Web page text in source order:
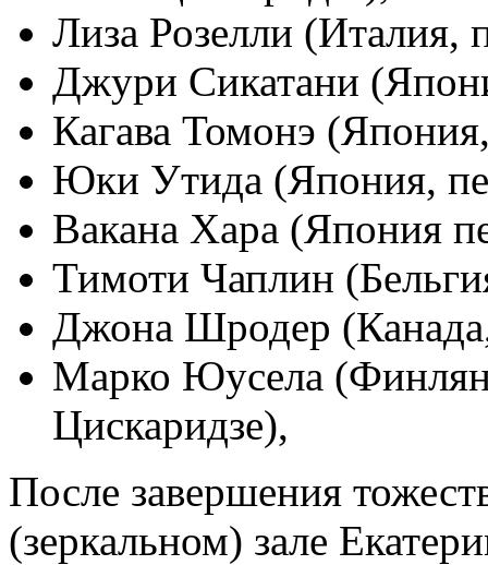
Лиза Розелли (Италия,
Джури Сикатани
Кагава Томонэ
Юки Утида (Япония,
Вакана Хара (Япония
Тимоти Чаплин
Джона Шродер
Марко Юусела
Цискаридзе),
После завершения
(зеркальном) зале